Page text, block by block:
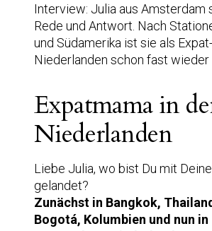
Interview: Julia aus Amsterdam
Rede und Antwort. Nach
und Südamerika ist sie als
Niederlanden schon fast wieder
Expatmama in
Niederlanden
Liebe Julia, wo bist Du mit
gelandet?
Zunächst in Bangkok,
Bogotá, Kolumbien und nun in